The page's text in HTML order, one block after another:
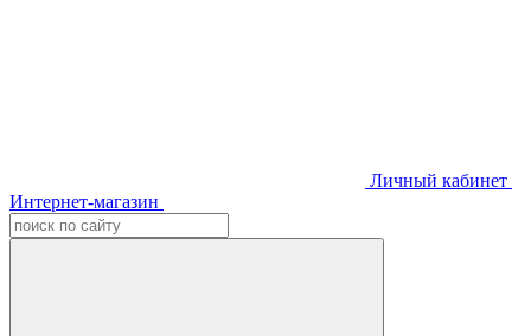
Личный кабинет
Интернет-магазин